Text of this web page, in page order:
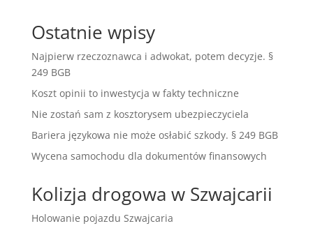
Ostatnie wpisy
Najpierw rzeczoznawca i adwokat, potem decyzje. §
249 BGB
Koszt opinii to inwestycja w fakty techniczne
Nie zostań sam z kosztorysem ubezpieczyciela
Bariera językowa nie może osłabić szkody. § 249 BGB
Wycena samochodu dla dokumentów finansowych
Kolizja drogowa w Szwajcarii
Holowanie pojazdu Szwajcaria